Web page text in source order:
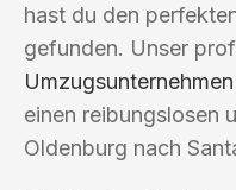
hast du den
gefunden. Unser
Umzugsunternehmen
einen reibungslosen
Oldenburg nach